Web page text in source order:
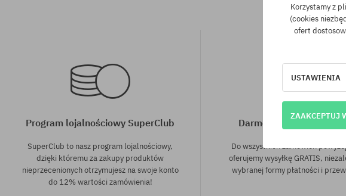
Program lojalnościowy SuperClub
SuperClub to nasz program lojalnościowy,
dzięki któremu za zakupy produktów
nieprzecenionych otrzymujesz na swoje konto
do 12% wartości zamówienia!
Darmowa wysyłka od
Do wszystkich zamówień
oferujemy wysyłkę GRATIS,
wybranej formy płatności i
Korzystamy z
(cookies
ofert
USTAWIENIA
ZAAKCEPTUJ